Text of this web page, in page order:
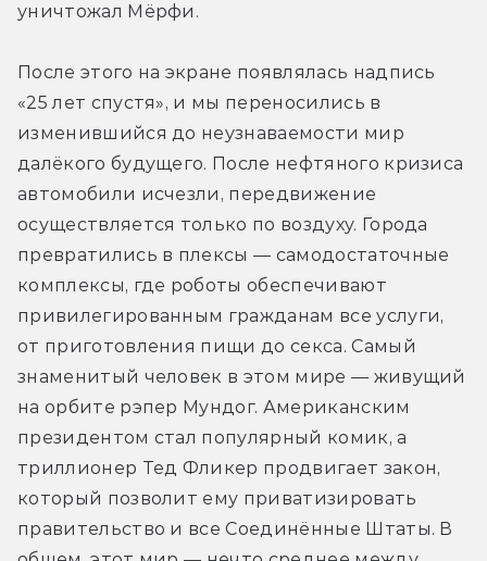
уничтожал Мёрфи.
После этого на экране появлялась надпись
«25 лет спустя», и мы переносились в
изменившийся до неузнаваемости мир
далёкого будущего. После нефтяного кризиса
автомобили исчезли, передвижение
осуществляется только по воздуху. Города
превратились в плексы — самодостаточные
комплексы, где роботы обеспечивают
привилегированным гражданам все услуги,
от приготовления пищи до секса. Самый
знаменитый человек в этом мире — живущий
на орбите рэпер Мундог. Американским
президентом стал популярный комик, а
триллионер Тед Фликер продвигает закон,
который позволит ему приватизировать
правительство и все Соединённые Штаты. В